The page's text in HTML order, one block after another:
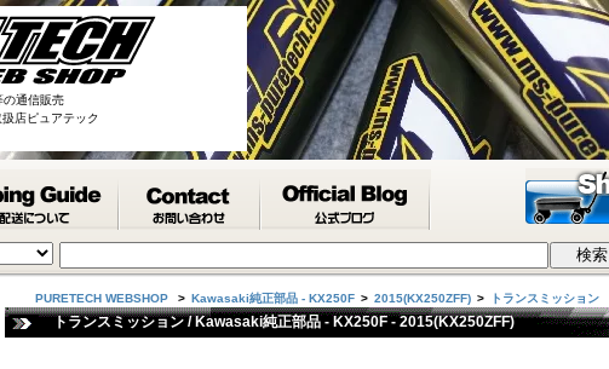
の通信販売
店ピュアテック
検索
PURETECH WEBSHOP > Kawasaki純正部品 - KX250F > 2015(KX250ZFF) > トランスミッション
トランスミッション / Kawasaki純正部品 - KX250F - 2015(KX250ZFF)